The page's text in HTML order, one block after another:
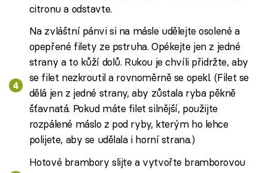
citronu a odstavte.
Na zvláštní pánvi si na másle udělejte osolené a
opepřené filety ze pstruha. Opékejte jen z jedné
strany a to kůží dolů. Rukou je chvíli přidržte, aby
se filet nezkroutil a rovnoměrně se opekl. (Filet se
dělá jen z jedné strany, aby zůstala ryba pěkně
šťavnatá. Pokud máte filet silnější, použijte
rozpálené máslo z pod ryby, kterým ho lehce
polijete, aby se udělala i horní strana.)
Hotové brambory slijte a vytvořte bramborovou